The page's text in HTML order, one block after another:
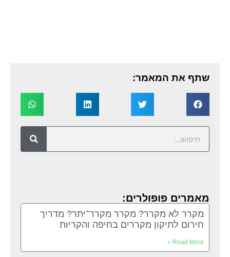
שתף את המאמר:
מאמרים פופולרים:
מקרר לא מקרר? מקרר מקרר־יתר? מדריך
חירום לתיקון מקררים בחיפה והקריות
Read More »